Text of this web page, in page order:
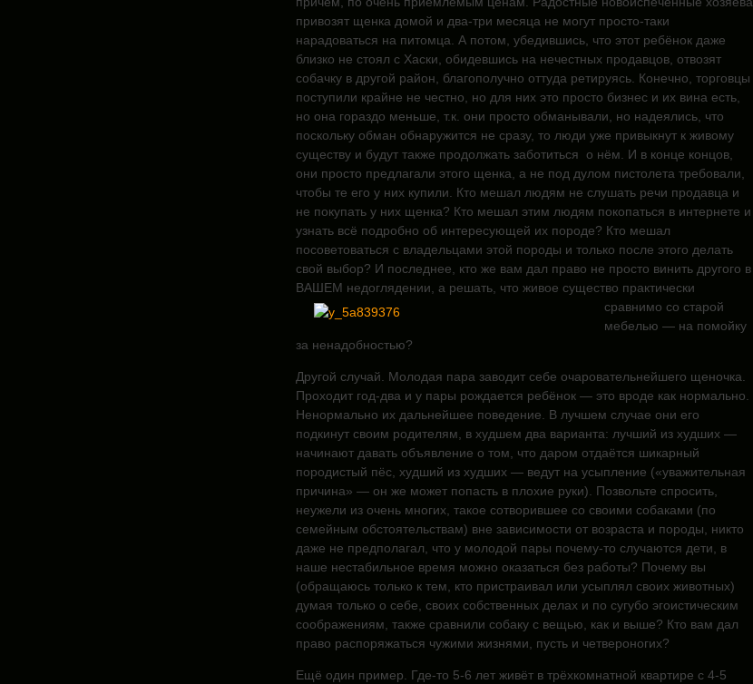
привозят щенка домой и два-три месяца не могут просто-таки
нарадоваться на питомца. А потом, убедившись, что этот ребёнок даже
близко не стоял с Хаски, обидевшись на нечестных продавцов, отвозят
собачку в другой район, благополучно оттуда ретируясь. Конечно, торговцы
поступили крайне не честно, но для них это просто бизнес и их вина есть,
но она гораздо меньше, т.к. они просто обманывали, но надеялись, что
поскольку обман обнаружится не сразу, то люди уже привыкнут к живому
существу и будут также продолжать заботиться о нём. И в конце концов,
они просто предлагали этого щенка, а не под дулом пистолета требовали,
чтобы те его у них купили. Кто мешал людям не слушать речи продавца и
не покупать у них щенка? Кто мешал этим людям покопаться в интернете и
узнать всё подробно об интересующей их породе? Кто мешал
посоветоваться с владельцами этой породы и только после этого делать
свой выбор? И последнее, кто же вам дал право не просто винить другого в
ВАШЕМ недоглядении, а решать, что живое существо практически
сравнимо со старой
мебелью — на помойку
за ненадобностью?
Другой случай. Молодая пара заводит себе очаровательнейшего щеночка.
Проходит год-два и у пары рождается ребёнок — это вроде как нормально.
Ненормально их дальнейшее поведение. В лучшем случае они его
подкинут своим родителям, в худшем два варианта: лучший из худших —
начинают давать объявление о том, что даром отдаётся шикарный
породистый пёс, худший из худших — ведут на усыпление («уважительная
причина» — он же может попасть в плохие руки). Позвольте спросить,
неужели из очень многих, такое сотворившее со своими собаками (по
семейным обстоятельствам) вне зависимости от возраста и породы, никто
даже не предполагал, что у молодой пары почему-то случаются дети, в
наше нестабильное время можно оказаться без работы? Почему вы
(обращаюсь только к тем, кто пристраивал или усыплял своих животных)
думая только о себе, своих собственных делах и по сугубо эгоистическим
соображениям, также сравнили собаку с вещью, как и выше? Кто вам дал
право распоряжаться чужими жизнями, пусть и четвероногих?
Ещё один пример. Где-то 5-6 лет живёт в трёхкомнатной квартире с 4-5